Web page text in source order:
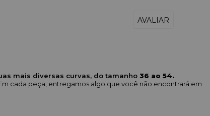
mais diversas curvas, do tamanho36 ao 54.
cada peça, entregamos algo que você não encontrará em